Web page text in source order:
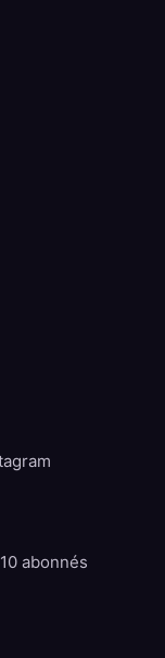
abonnés